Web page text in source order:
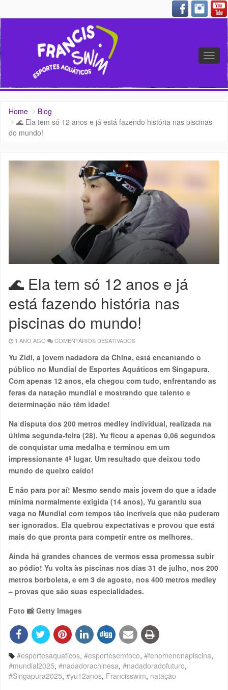
Home
Blog
🌊 Ela tem só 12 anos e já está fazendo história nas piscinas
do mundo!
🌊 Ela tem só 12 anos e já
está fazendo história nas
piscinas do mundo!
1 ANO AGO COMENTÁRIOS DESATIVADOS
TEM
SÓ
12
E
JÁ
ESTÁ
PISCINAS
DO
Yu Zidi, a jovem nadadora da China, está encantando o
público no Mundial de Esportes Aquáticos em Singapura.
Com apenas 12 anos, ela chegou com tudo, enfrentando as
feras da natação mundial e mostrando que talento e
determinação não têm idade!
Na disputa dos 200 metros medley individual, realizada na
última segunda-feira (28), Yu ficou a apenas 0,06 segundos
de conquistar uma medalha e terminou em um
impressionante 4º lugar. Um resultado que deixou todo
mundo de queixo caído!
E não para por aí! Mesmo sendo mais jovem do que a idade
mínima normalmente exigida (14 anos), Yu garantiu sua
vaga no Mundial com tempos tão incríveis que não puderam
ser ignorados. Ela quebrou expectativas e provou que está
mais do que pronta para competir entre os melhores.
Ainda há grandes chances de vermos essa promessa subir
ao pódio! Yu volta às piscinas nos dias 31 de julho, nos 200
metros borboleta, e em 3 de agosto, nos 400 metros medley
– provas que são suas especialidades.
Foto 📸 Getty Images
#esportesaquaticos, #esportesemfoco, #fenomenonapiscina,
#mundial2025, #nadadorachinesa, #nadadoradofuturo,
#Singapura2025, #yu12anos, Francisswim, natação